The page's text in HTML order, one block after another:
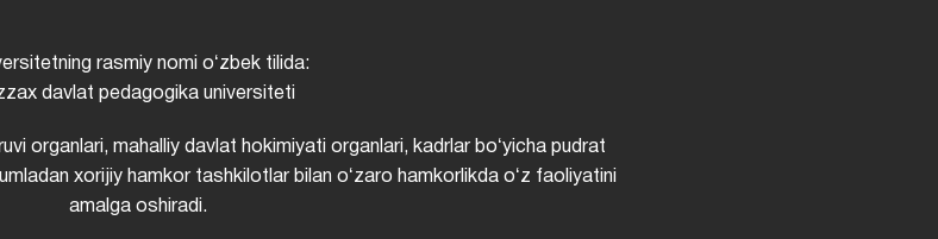
rasmiy nomi oʻzbek tilida:
davlat pedagogika universiteti
organlari, mahalliy davlat hokimiyati organlari, kadrlar boʻyicha pudrat
xorijiy hamkor tashkilotlar bilan oʻzaro hamkorlikda oʻz faoliyatini
amalga oshiradi.